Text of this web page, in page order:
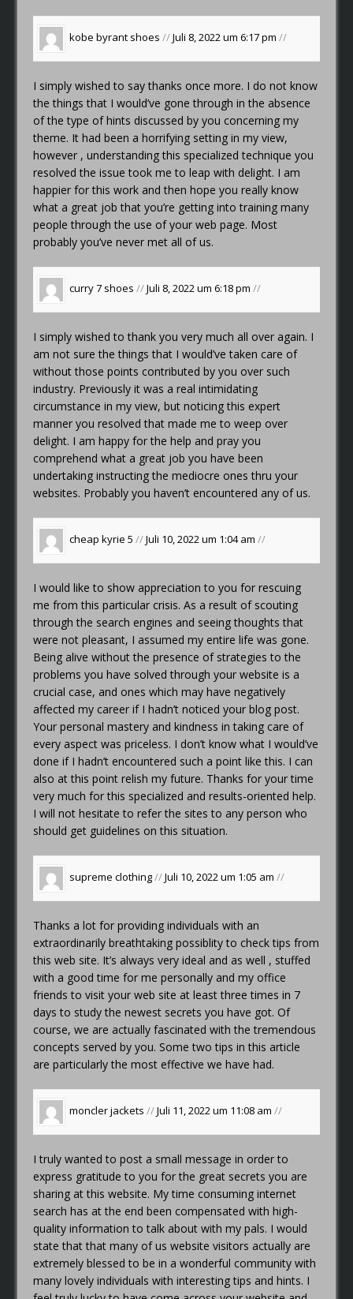
kobe byrant shoes //Juli 8, 2022 um 6:17 pm//
I simply wished to say thanks once more. I do not know
the things that I would’ve gone through in the absence
of the type of hints discussed by you concerning my
theme. It had been a horrifying setting in my view,
however , understanding this specialized technique you
resolved the issue took me to leap with delight. I am
happier for this work and then hope you really know
what a great job that you’re getting into training many
people through the use of your web page. Most
probably you’ve never met all of us.
curry 7 shoes //Juli 8, 2022 um 6:18 pm//
I simply wished to thank you very much all over again. I
am not sure the things that I would’ve taken care of
without those points contributed by you over such
industry. Previously it was a real intimidating
circumstance in my view, but noticing this expert
manner you resolved that made me to weep over
delight. I am happy for the help and pray you
comprehend what a great job you have been
undertaking instructing the mediocre ones thru your
websites. Probably you haven’t encountered any of us.
cheap kyrie 5 //Juli 10, 2022 um 1:04 am//
I would like to show appreciation to you for rescuing
me from this particular crisis. As a result of scouting
through the search engines and seeing thoughts that
were not pleasant, I assumed my entire life was gone.
Being alive without the presence of strategies to the
problems you have solved through your website is a
crucial case, and ones which may have negatively
affected my career if I hadn’t noticed your blog post.
Your personal mastery and kindness in taking care of
every aspect was priceless. I don’t know what I would’ve
done if I hadn’t encountered such a point like this. I can
also at this point relish my future. Thanks for your time
very much for this specialized and results-oriented help.
I will not hesitate to refer the sites to any person who
should get guidelines on this situation.
supreme clothing//Juli 10, 2022 um 1:05 am//
Thanks a lot for providing individuals with an
extraordinarily breathtaking possiblity to check tips from
this web site. It’s always very ideal and as well , stuffed
with a good time for me personally and my office
friends to visit your web site at least three times in 7
days to study the newest secrets you have got. Of
course, we are actually fascinated with the tremendous
concepts served by you. Some two tips in this article
are particularly the most effective we have had.
moncler jackets //Juli 11, 2022 um 11:08 am//
I truly wanted to post a small message in order to
express gratitude to you for the great secrets you are
sharing at this website. My time consuming internet
search has at the end been compensated with high-
quality information to talk about with my pals. I would
state that that many of us website visitors actually are
extremely blessed to be in a wonderful community with
many lovely individuals with interesting tips and hints. I